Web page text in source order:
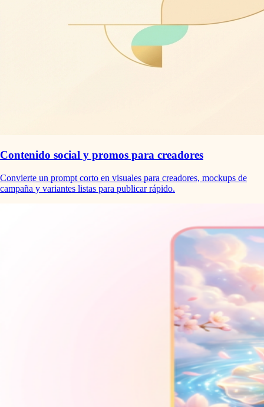
Contenido social y promos para creadores
Convierte un prompt corto en visuales para creadores, mockups de
campaña y variantes listas para publicar rápido.